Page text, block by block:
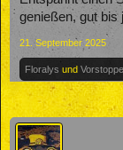
genießen, gut bis
21. September 2025
Floralys und